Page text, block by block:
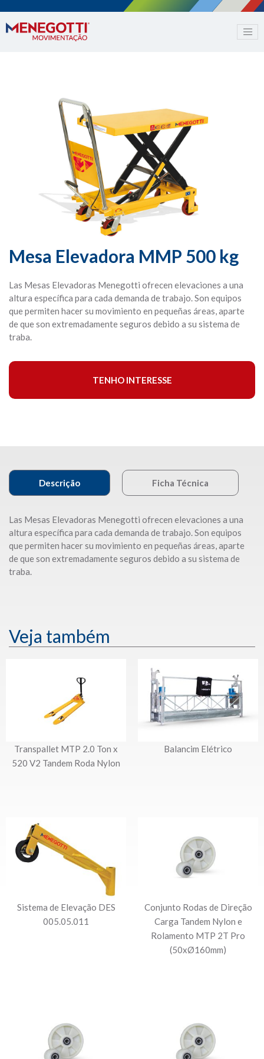
Mesa Elevadora MMP 500 kg
Las Mesas Elevadoras Menegotti ofrecen elevaciones a una
altura específica para cada demanda de trabajo. Son equipos
que permiten hacer su movimiento en pequeñas áreas, aparte
de que son extremadamente seguros debido a su sistema de
traba.
TENHO INTERESSE
Descrição Ficha Técnica
Las Mesas Elevadoras Menegotti ofrecen elevaciones a una
altura específica para cada demanda de trabajo. Son equipos
que permiten hacer su movimiento en pequeñas áreas, aparte
de que son extremadamente seguros debido a su sistema de
traba.
Veja também
Transpallet MTP 2.0 Ton x
520 V2 Tandem Roda Nylon
Balancim Elétrico
Sistema de Elevação DES
005.05.011
Conjunto Rodas de Direção
Carga Tandem Nylon e
Rolamento MTP 2T Pro
(50xØ160mm)